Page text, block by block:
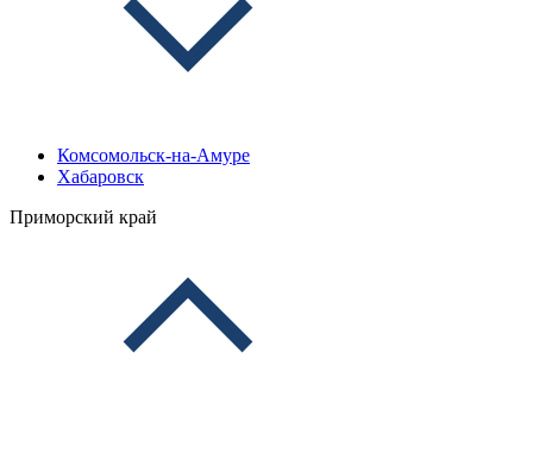
Комсомольск-на-Амуре
Хабаровск
Приморский край